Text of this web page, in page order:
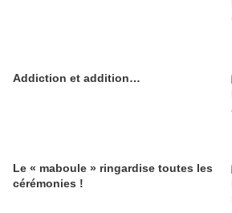
Addiction et addition…
Le « maboule » ringardise toutes les
cérémonies !